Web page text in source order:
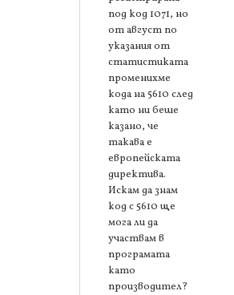
под код 1071, но
от август по
указания от
статистиката
променихме
кода на 5610 след
като ни беше
казано, че
такава е
европейската
директива.
Искам да знам
код с 5610 ще
мога ли да
участвам в
програмата
като
производител?